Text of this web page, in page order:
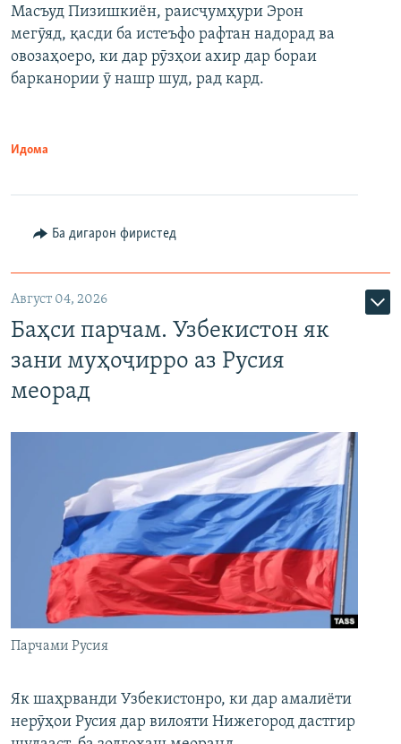
Масъуд Пизишкиён, раисҷумҳури Эрон
мегӯяд, қасди ба истеъфо рафтан надорад ва
овозаҳоеро, ки дар рӯзҳои ахир дар бораи
барканории ӯ нашр шуд, рад кард.
Идома
Ба дигарон фиристед
Август 04, 2026
Баҳси парчам. Узбекистон як
зани муҳоҷирро аз Русия
меорад
Парчами Русия
Як шаҳрванди Узбекистонро, ки дар амалиёти
нерӯҳои Русия дар вилояти Нижегород дастгир